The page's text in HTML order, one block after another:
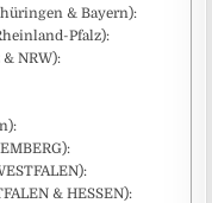
& Bayern):
Pfalz):
NRW):
& HESSEN):